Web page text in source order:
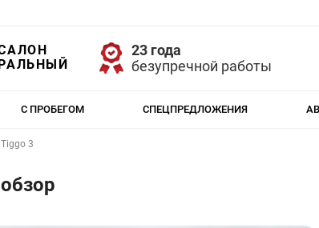
23 года
безупречной работы
С ПРОБЕГОМ СПЕЦПРЕДЛОЖЕНИЯ
Tiggo 3